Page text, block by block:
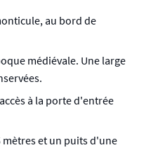
au bord de
médiévale. Une large
à la porte d'entrée
et un puits d'une